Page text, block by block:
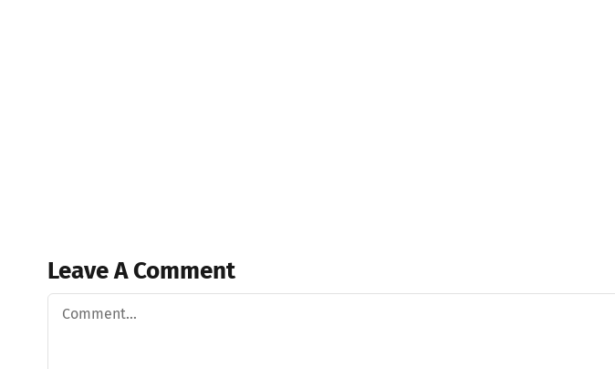
Leave A Comment
Comment